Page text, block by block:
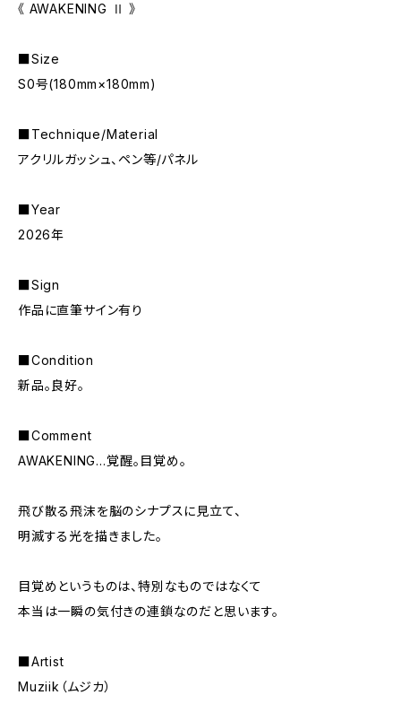
《 AWAKENING Ⅱ 》
■Size
S0号(180mm×180mm)
■Technique/Material
アクリルガッシュ、ペン等/パネル
■Year
2026年
■Sign
作品に直筆サイン有り
■Condition
新品。良好。
■Comment
AWAKENING…覚醒。目覚め。
飛び散る飛沫を脳のシナプスに見立て、
明滅する光を描きました。
目覚めというものは、特別なものではなくて
本当は一瞬の気付きの連鎖なのだと思います。
■Artist
Muziik（ムジカ）